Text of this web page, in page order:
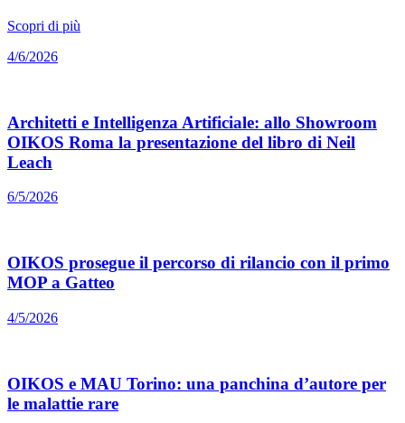
Scopri di più
4/6/2026
Architetti e Intelligenza Artificiale: allo Showroom
OIKOS Roma la presentazione del libro di Neil
Leach
6/5/2026
OIKOS prosegue il percorso di rilancio con il primo
MOP a Gatteo
4/5/2026
OIKOS e MAU Torino: una panchina d’autore per
le malattie rare